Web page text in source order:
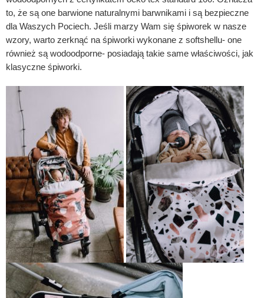
to, że są one barwione naturalnymi barwnikami i są bezpieczne
dla Waszych Pociech. Jeśli marzy Wam się śpiworek w nasze
wzory, warto zerknąć na śpiworki wykonane z softshellu- one
również są wodoodporne- posiadają takie same właściwości, jak
klasyczne śpiworki.